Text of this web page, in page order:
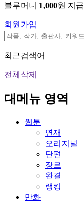
블루머니 1,000원 지급
회원가입
최근검색어
전체삭제
대메뉴 영역
웹툰
연재
오리지널
단편
장르
완결
랭킹
만화